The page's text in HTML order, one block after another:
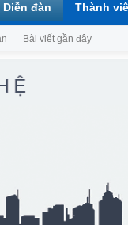
Diễn đàn
Bài viết gần đây
Thành